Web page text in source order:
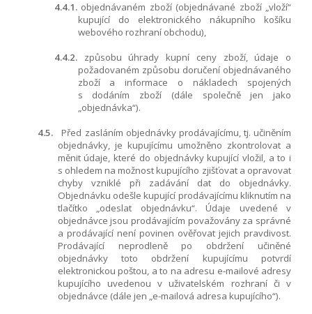
4.4.1. objednávaném zboží (objednávané zboží „vloží“
kupující do elektronického nákupního košíku
webového rozhraní obchodu),
4.4.2.
způsobu úhrady kupní ceny zboží, údaje o
požadovaném způsobu doručení objednávaného
zboží a informace o nákladech spojených
s dodáním zboží (dále společně jen jako
„objednávka“).
4.5.
Před zasláním objednávky prodávajícímu, tj. učiněním
objednávky, je kupujícímu umožněno zkontrolovat a
měnit údaje, které do objednávky kupující vložil, a to i
s ohledem na možnost kupujícího zjišťovat a opravovat
chyby vzniklé při zadávání dat do objednávky.
Objednávku odešle kupující prodávajícímu kliknutím na
tlačítko „odeslat objednávku“. Údaje uvedené v
objednávce jsou prodávajícím považovány za správné
a prodávající není povinen ověřovat jejich pravdivost.
Prodávající neprodleně po obdržení učiněné
objednávky toto obdržení kupujícímu potvrdí
elektronickou poštou, a to na adresu e-mailové adresy
kupujícího uvedenou v uživatelském rozhraní či v
objednávce (dále jen „e-mailová adresa kupujícího“).